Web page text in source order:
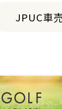
JPUC車